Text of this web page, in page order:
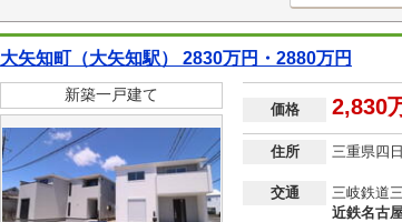
大矢知町（大矢知駅） 2830万円・2880万円
新築一戸建て
価格 2,830
住所 三重県四
交通
三岐鉄道
近鉄名古